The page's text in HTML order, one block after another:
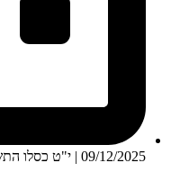
09/12/2025 | י"ט כסלו התשפ"ו